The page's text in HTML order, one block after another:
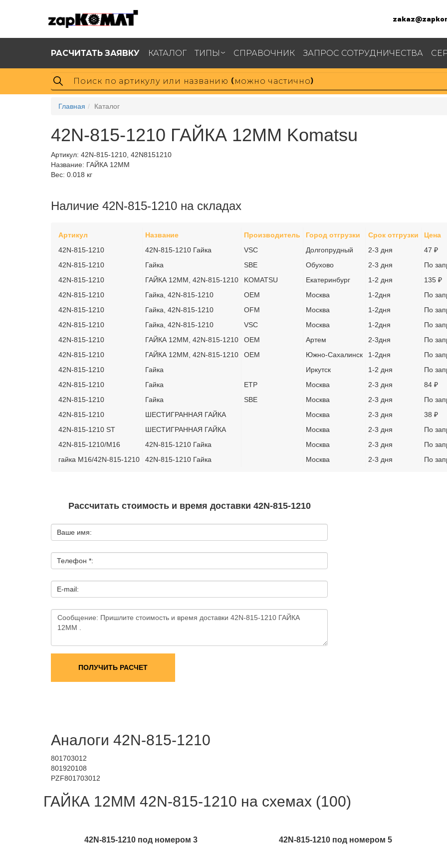
РАСЧИТАТЬ ЗАЯВКУ КАТАЛОГ ТИПЫ СПРАВОЧНИК ЗАПРОС СОТРУДНИЧЕСТВА
Главная Каталог
42N-815-1210 ГАЙКА 12ММ Komatsu
Артикул: 42N-815-1210, 42N8151210
Название: ГАЙКА 12ММ
Вес: 0.018 кг
Наличие 42N-815-1210 на складах
Артикул Название Производитель Город отгрузки Срок отгрузки
Цена
42N-815-1210
42N-815-1210 Гайка VSC Долгопрудный 2-3 дня
47 ₽
42N-815-1210
Гайка SBE Обухово 2-3 дня
По
42N-815-1210
ГАЙКА 12ММ, 42N-815-1210 KOMATSU Екатеринбург 1-2 дня
135 ₽
42N-815-1210
Гайка, 42N-815-1210 OEM Москва 1-2дня
По
42N-815-1210
Гайка, 42N-815-1210 OFM Москва 1-2дня
По
42N-815-1210
Гайка, 42N-815-1210 VSC Москва 1-2дня
По
42N-815-1210
ГАЙКА 12ММ, 42N-815-1210 OEM Артем 2-3дня
По
42N-815-1210
ГАЙКА 12ММ, 42N-815-1210 OEM Южно-Сахалинск 1-2дня
По
42N-815-1210
Гайка Иркутск 1-2 дня
По
42N-815-1210
Гайка ETP Москва 2-3 дня
84 ₽
42N-815-1210
Гайка SBE Москва 2-3 дня
По
42N-815-1210
ШЕСТИГРАННАЯ ГАЙКА Москва 2-3 дня
38 ₽
42N-815-1210 ST
ШЕСТИГРАННАЯ ГАЙКА Москва 2-3 дня
По
42N-815-1210/M16
42N-815-1210 Гайка Москва 2-3 дня
По
гайка M16/42N-815-1210
42N-815-1210 Гайка Москва 2-3 дня По
Рассчитать стоимость и время доставки 42N-815-1210
Ваше имя:
Телефон *:
E-mail:
ПОЛУЧИТЬ РАСЧЕТ
Аналоги 42N-815-1210
801703012
801920108
PZF801703012
ГАЙКА 12ММ 42N-815-1210 на схемах (100)
42N-815-1210 под номером 3 42N-815-1210 под номером 5